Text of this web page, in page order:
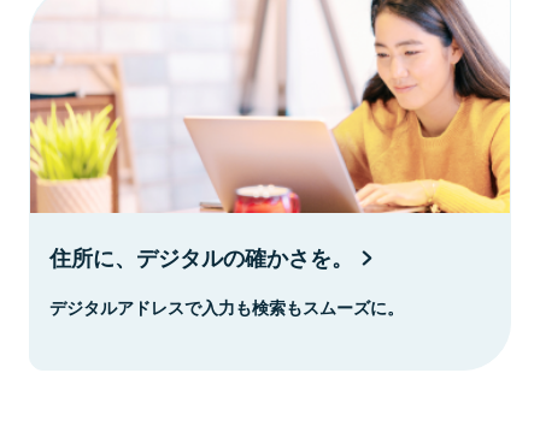
住所に、デジタルの確かさを。
デジタルアドレスで入力も検索もスムーズに。